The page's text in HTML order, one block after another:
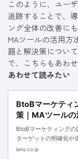
このように、ユー
追跡することで、
ング全体の改善に
MAツールの活用方
題と解決策につい
で、こちらもあわ
あわせて読みたい
BtoBマーケティ
策｜MAツール
BtoBマーケティングの
ターゲットの明確化や
データ分析や部門間の
lany.co.jp